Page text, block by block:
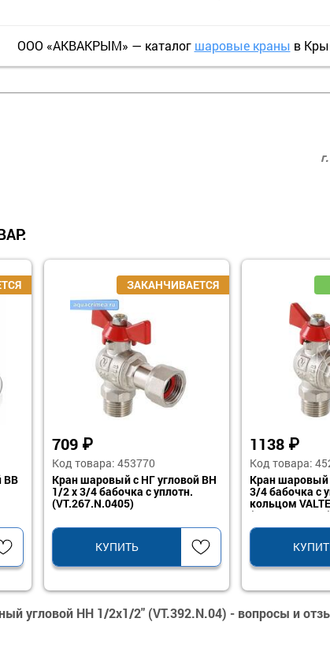
ООО «АКВАКРЫМ» — каталог шаровые краны в
ВВ
709 ₽
Код товара: 453770
Кран шаровый с НГ угловой ВН
1/2 х 3/4 бабочка с уплотн.
(VT.267.N.0405)
КУПИТЬ
1138 ₽
Код товара:
Кран шаровый
3/4 бабочка с
кольцом
(VT.267.N.0505)
угловой НН 1/2х1/2" (VT.392.N.04) - вопросы и